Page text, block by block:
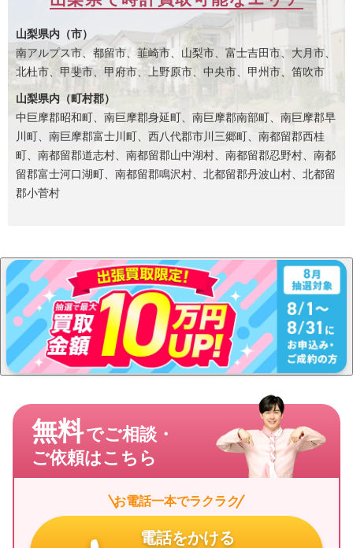
山梨県内（市）
南アルプス市、都留市、韮崎市、山梨市、富士吉田市、大月市、
北杜市、甲斐市、甲府市、上野原市、中央市、甲州市、笛吹市
山梨県内（町村郡）
中巨摩郡昭和町、南巨摩郡身延町、南巨摩郡南部町、南巨摩郡早
川町、南巨摩郡富士川町、西八代郡市川三郷町、南都留郡西桂
町、南都留郡道志村、南都留郡山中湖村、南都留郡忍野村、南都
留郡富士河口湖町、南都留郡鳴沢村、北都留郡丹波山村、北都留
郡小菅村
無料でご相談・
ご依頼はこちら
お電話一本でラクラク
電話をかける